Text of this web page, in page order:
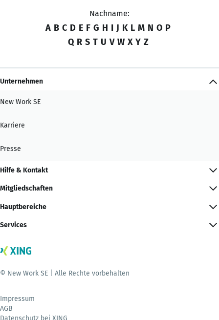
Nachname:
A B C D E F G H I J K L M N O P
Q R S T U V W X Y Z
Unternehmen
New Work SE
Karriere
Presse
Hilfe & Kontakt
Mitgliedschaften
Hauptbereiche
Services
© New Work SE | Alle Rechte vorbehalten
Impressum
AGB
Datenschutz bei XING